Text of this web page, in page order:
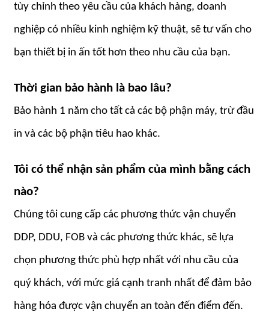
tùy chỉnh theo yêu cầu của khách hàng, doanh
nghiệp có nhiều kinh nghiệm kỹ thuật, sẽ tư vấn cho
bạn thiết bị in ấn tốt hơn theo nhu cầu của bạn.
Thời gian bảo hành là bao lâu?
Bảo hành 1 năm cho tất cả các bộ phận máy, trừ đầu
in và các bộ phận tiêu hao khác.
Tôi có thể nhận sản phẩm của mình bằng cách
nào?
Chúng tôi cung cấp các phương thức vận chuyển
DDP, DDU, FOB và các phương thức khác, sẽ lựa
chọn phương thức phù hợp nhất với nhu cầu của
quý khách, với mức giá cạnh tranh nhất để đảm bảo
hàng hóa được vận chuyển an toàn đến điểm đến.